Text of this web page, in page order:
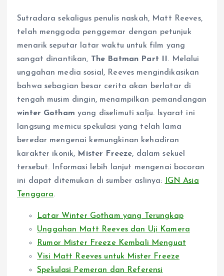
Sutradara sekaligus penulis naskah, Matt Reeves,
telah menggoda penggemar dengan petunjuk
menarik seputar latar waktu untuk film yang
sangat dinantikan, The Batman Part II . Melalui
unggahan media sosial, Reeves mengindikasikan
bahwa sebagian besar cerita akan berlatar di
tengah musim dingin, menampilkan pemandangan
winter Gotham yang diselimuti salju. Isyarat ini
langsung memicu spekulasi yang telah lama
beredar mengenai kemungkinan kehadiran
karakter ikonik, Mister Freeze, dalam sekuel
tersebut. Informasi lebih lanjut mengenai bocoran
ini dapat ditemukan di sumber aslinya:
IGN Asia
Tenggara.
Latar Winter Gotham yang Terungkap
Unggahan Matt Reeves dan Uji Kamera
Rumor Mister Freeze Kembali Menguat
Visi Matt Reeves untuk Mister Freeze
Spekulasi Pemeran dan Referensi